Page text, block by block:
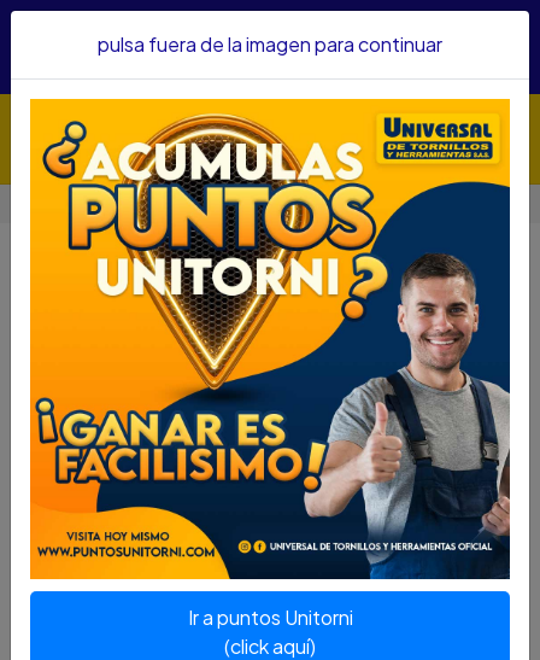
confianza&nbsp;Recibe un KIT PARRILLERO por compras
BLOQUEADOR YALE VALVULAS 77MM 0001158
BLOQUEADOR YALE VALVULAS
77MM 0001158
BLOQUEADOR YALE VALVULAS 77MM 0001158
SKU....43057099
DESCRIPCIÓN....
Hecho de nylon plástico de alta ingeniería ABS.
77mm: Para bloquear válvulas de 25mm a 64mm ( 1
2,5).
140mm: Para bloquear válvulas de 64mm a 127mm
(2,5- 5).
Bloqueadores de válvulas.
Bloqueado por un candado de gancho de
pulsa fuera de la imagen para continuar
Ir a puntos Unitorni
(click aquí)